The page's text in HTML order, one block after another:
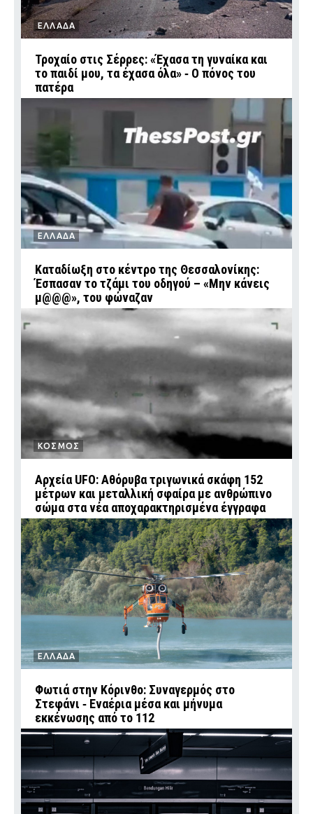
ΕΛΛΑΔΑ
Τροχαίο στις Σέρρες: «Έχασα τη γυναίκα και
το παιδί μου, τα έχασα όλα» ‑ Ο πόνος του
πατέρα
ΕΛΛΑΔΑ
Καταδίωξη στο κέντρο της Θεσσαλονίκης:
Έσπασαν το τζάμι του οδηγού – «Μην κάνεις
μ@@@», του φώναζαν
ΚΟΣΜΟΣ
Αρχεία UFO: Αθόρυβα τριγωνικά σκάφη 152
μέτρων και μεταλλική σφαίρα με ανθρώπινο
σώμα στα νέα αποχαρακτηρισμένα έγγραφα
ΕΛΛΑΔΑ
Φωτιά στην Κόρινθο: Συναγερμός στο
Στεφάνι ‑ Εναέρια μέσα και μήνυμα
εκκένωσης από το 112